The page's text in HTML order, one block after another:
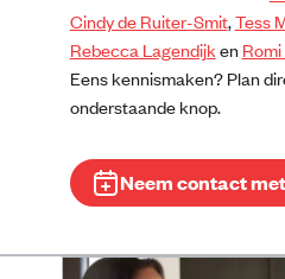
Cindy de Ruiter-Smit,Tess
Rebecca Lagendijken
Eens kennismaken? Plan
onderstaande knop.
Neem contact